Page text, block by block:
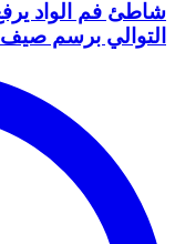
التوالي برسم صيف 2026